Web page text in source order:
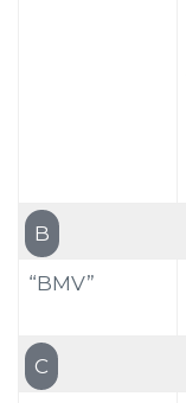
B
“BMV”
C